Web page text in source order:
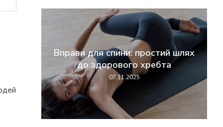
Вправи для спини: простий шлях
до здорового хребта
07.11.2025